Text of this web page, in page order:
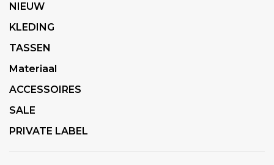
NIEUW
KLEDING
TASSEN
Materiaal
ACCESSOIRES
SALE
PRIVATE LABEL